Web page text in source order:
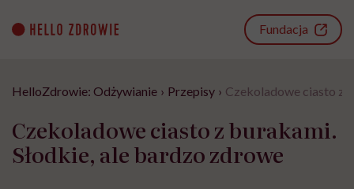
content
Fundacja
HelloZdrowie: Odżywianie › Przepisy › Czekoladowe ciasto z
Czekoladowe ciasto z burakami.
Słodkie, ale bardzo zdrowe